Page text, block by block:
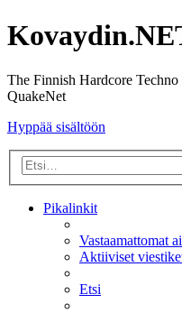
The Finnish Hardcore
QuakeNet
Hyppää sisältöön
Pikalinkit
Vastaamattomat
Aktiiviset
Etsi